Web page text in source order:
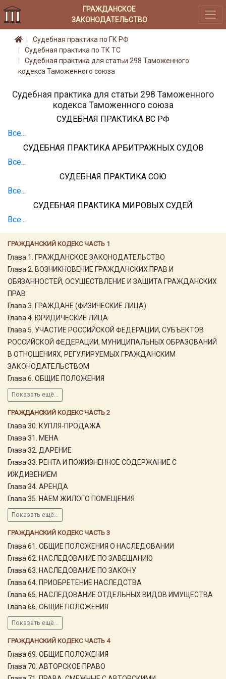
ГРАЖДАНСКОЕ
ЗАКОНОДАТЕЛЬСТВО
ГРАЖДАНСКИЙ КОДЕКС ЧАСТЬ 1
Глава 1. ГРАЖДАНСКОЕ ЗАКОНОДАТЕЛЬСТВО
Глава 2. ВОЗНИКНОВЕНИЕ ГРАЖДАНСКИХ ПРАВ И
ОБЯЗАННОСТЕЙ, ОСУЩЕСТВЛЕНИЕ И ЗАЩИТА ГРАЖДАНСКИХ
ПРАВ
Глава 3. ГРАЖДАНЕ (ФИЗИЧЕСКИЕ ЛИЦА)
Глава 4. ЮРИДИЧЕСКИЕ ЛИЦА
Глава 5. УЧАСТИЕ РОССИЙСКОЙ ФЕДЕРАЦИИ, СУБЪЕКТОВ
РОССИЙСКОЙ ФЕДЕРАЦИИ, МУНИЦИПАЛЬНЫХ ОБРАЗОВАНИЙ
В ОТНОШЕНИЯХ, РЕГУЛИРУЕМЫХ ГРАЖДАНСКИМ
ЗАКОНОДАТЕЛЬСТВОМ
Глава 6. ОБЩИЕ ПОЛОЖЕНИЯ
Показать ещё...
ГРАЖДАНСКИЙ КОДЕКС ЧАСТЬ 2
Глава 30. КУПЛЯ-ПРОДАЖА
Глава 31. МЕНА
Глава 32. ДАРЕНИЕ
Глава 33. РЕНТА И ПОЖИЗНЕННОЕ СОДЕРЖАНИЕ С
ИЖДИВЕНИЕМ
Глава 34. АРЕНДА
Глава 35. НАЕМ ЖИЛОГО ПОМЕЩЕНИЯ
Показать ещё...
ГРАЖДАНСКИЙ КОДЕКС ЧАСТЬ 3
Глава 61. ОБЩИЕ ПОЛОЖЕНИЯ О НАСЛЕДОВАНИИ
Глава 62. НАСЛЕДОВАНИЕ ПО ЗАВЕЩАНИЮ
Глава 63. НАСЛЕДОВАНИЕ ПО ЗАКОНУ
Глава 64. ПРИОБРЕТЕНИЕ НАСЛЕДСТВА
Глава 65. НАСЛЕДОВАНИЕ ОТДЕЛЬНЫХ ВИДОВ ИМУЩЕСТВА
Глава 66. ОБЩИЕ ПОЛОЖЕНИЯ
Показать ещё...
ГРАЖДАНСКИЙ КОДЕКС ЧАСТЬ 4
Глава 69. ОБЩИЕ ПОЛОЖЕНИЯ
Глава 70. АВТОРСКОЕ ПРАВО
Судебная практика по ГК РФ
Судебная практика по ТК ТС
Судебная практика для статьи 298 Таможенного
кодекса Таможенного союза
Судебная практика для статьи 298 Таможенного
кодекса Таможенного союза
СУДЕБНАЯ ПРАКТИКА ВС РФ
Все...
СУДЕБНАЯ ПРАКТИКА АРБИТРАЖНЫХ СУДОВ
Все...
СУДЕБНАЯ ПРАКТИКА СОЮ
Все...
СУДЕБНАЯ ПРАКТИКА МИРОВЫХ СУДЕЙ
Все...